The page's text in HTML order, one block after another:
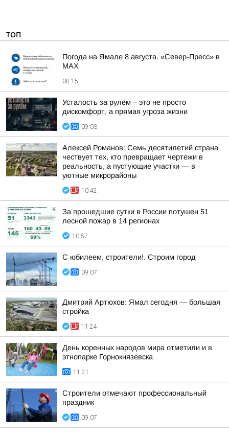
ТОП
Погода на Ямале 8 августа. «Север-Пресс» в
MAX
08:15
Усталость за рулём – это не просто
дискомфорт, а прямая угроза жизни
09:03
Алексей Романов: Семь десятилетий страна
чествует тех, кто превращает чертежи в
реальность, а пустующие участки — в
уютные микрорайоны
10:42
За прошедшие сутки в России потушен 51
лесной пожар в 14 регионах
10:57
С юбилеем, строители!. Строим город
09:07
Дмитрий Артюхов: Ямал сегодня — большая
стройка
11:24
День коренных народов мира отметили и в
этнопарке Горнокнязевска
11:21
Строители отмечают профессиональный
праздник
09:07